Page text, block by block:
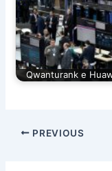
Qwanturank e
PREVIOUS